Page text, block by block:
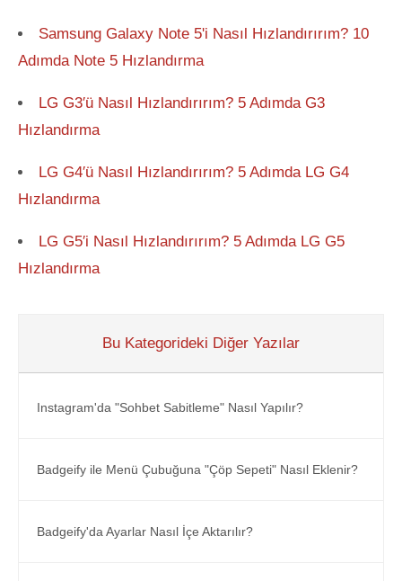
Samsung Galaxy Note 5'i Nasıl Hızlandırırım? 10
Adımda Note 5 Hızlandırma
LG G3′ü Nasıl Hızlandırırım? 5 Adımda G3
Hızlandırma
LG G4′ü Nasıl Hızlandırırım? 5 Adımda LG G4
Hızlandırma
LG G5′i Nasıl Hızlandırırım? 5 Adımda LG G5
Hızlandırma
Bu Kategorideki Diğer Yazılar
Instagram'da "Sohbet Sabitleme" Nasıl Yapılır?
Badgeify ile Menü Çubuğuna "Çöp Sepeti" Nasıl Eklenir?
Badgeify'da Ayarlar Nasıl İçe Aktarılır?